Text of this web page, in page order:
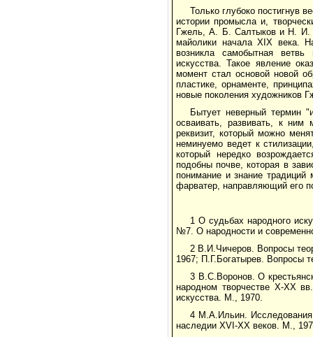
Только глубоко постигнув
истории промысла и,
Гжель, А. Б. Салтыков и Н. И.
майолики начала XIX века.
возникла самобытная ветвь
искусства. Такое явление
момент стал основой новой
пластике, орнаменте,
новые поколения художников
Бытует неверный термин
осваивать, развивать, к ним
реквизит, который можно
неминуемо ведет к
который нередко
подобны почве, которая в
понимание и знание традиций
фарватер, направляющий его
1 О судьбах народного
№7. О народности и
2 В.И.Чичеров. Вопросы
1967; П.Г.Богатырев. Вопросы
3 В.С.Воронов. О
народном творчестве Х-ХХ
искусства. М., 1970.
4 М.А.Ильин. Исследования
наследии XVI-XX веков. М.,